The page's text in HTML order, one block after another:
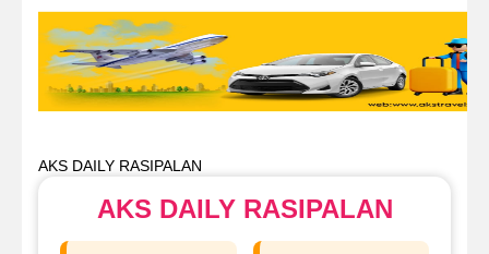
AKS DAILY RASIPALAN
AKS DAILY RASIPALAN